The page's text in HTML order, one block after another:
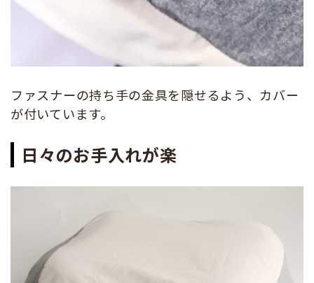
ファスナーの持ち手の金具を隠せるよう、カバー
が付いています。
日々のお手入れが楽